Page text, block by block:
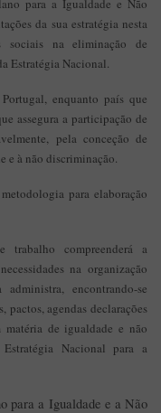
para a Igualdade e Não
da sua estratégia nesta
sociais na eliminação de
Estratégia Nacional.
enquanto país que
assegura a participação de
pela conceção de
e à não discriminação.
para elaboração
compreenderá a
na organização
encontrando-se
pactos, agendas declarações
matéria de igualdade e não
Nacional para a
para a Igualdade e a Não